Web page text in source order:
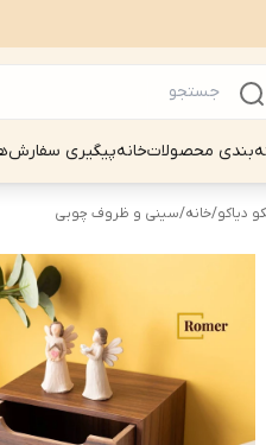
محصولاتخانهپیگیری سفارش
دیاکو/خانه/سینی و ظروف چوبی